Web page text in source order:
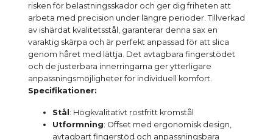
risken för belastningsskador och ger dig friheten att
arbeta med precision under längre perioder. Tillverkad
av ishärdat kvalitetsstål, garanterar denna sax en
varaktig skärpa och är perfekt anpassad för att slica
genom håret med lättja. Det avtagbara fingerstödet
och de justerbara innerringarna ger ytterligare
anpassningsmöjligheter för individuell komfort.
Specifikationer:
Stål : Högkvalitativt rostfritt kromstål
Utformning: Offset med ergonomisk design,
avtagbart fingerstöd och anpassningsbara